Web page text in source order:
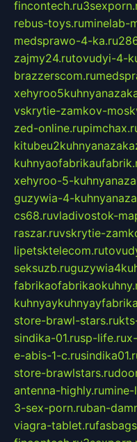
fincontech.ru
rebus-toys.ruminelab-
medsprawo-4-ka.ru
zajmy24.rutovudyi-4-
brazzerscom.ru
vskrytie-zamkov-
zed-online.ru
xehyroo-5-
guzywia-4-
cs68.ruvladivostok-
raszar.ruvskrytie-
lipetsktelecom.ru
seksuzb.ru
store-brawl-stars.ru
sindika-01.rusp-life.ru
e-abis-1-c.ru
store-brawlstars.ru
antenna-highly.ru
3-sex-porn.ruban-
viagra-tablet.ru